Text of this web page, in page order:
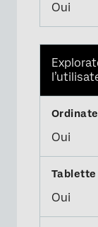
Oui
Oui
Oui